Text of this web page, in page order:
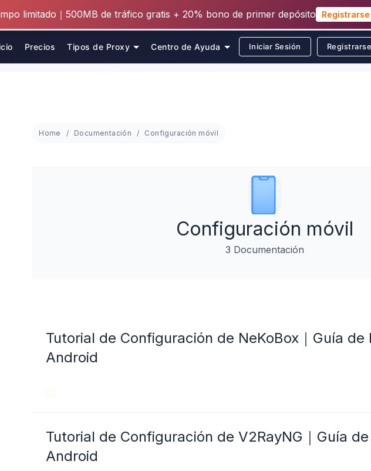
limitado｜500MB de tráfico gratis + 20% bono de primer depósito Registrarse
Precios Tipos de Proxy Centro de Ayuda Iniciar Sesión Registrarse
Home Documentación Configuración móvil
Configuración móvil
3 Documentación
Tutorial de Configuración de NeKoBox｜Guía de
Android
Tutorial de Configuración de V2RayNG｜Guía
Android